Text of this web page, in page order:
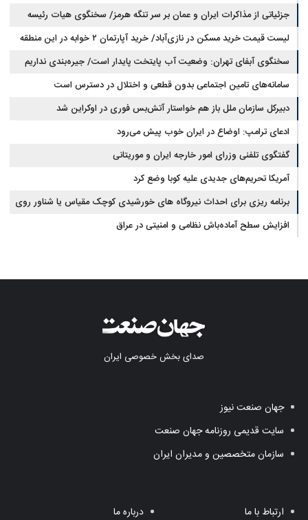
جزئیاتی از مذاکرات ایران و عمان بر سر تنگه هرمز/ سخنگوی هیات رئیسه
مجلس: بیانیه‌ای شامل تصحیح مسیر تردد دریایی در تنگه، در آستانه نهایی شدن
است
لیست قیمت خرید مسکن در نازی‌آباد/ خرید آپارتمان ۲ خوابه در این منطقه
چقدر سرمایه نیاز دارد؟ + جدول مردادماه ۱۴۰۵
سخنگوی آبفای تهران: وضعیت آب پایتخت پایدار است/ جیره‌بندی نداریم
سامانه‌های تامین اجتماعی بدون قطعی و اختلال در دسترس است
دبیرکل سازمان ملل باز هم خواستار آتش‌بس فوری در اوکراین شد
ادعای ترامپ: اوضاع در ایران خوب پیش می‌رود
گفتگوی تلفنی وزرای امور خارجه ایران و موریتانی
آمریکا تحریم‌های جدیدی علیه کوبا وضع کرد
برنامه ریزی برای احداث نیروگاه های خورشیدی کوچک مقیاس یا شناور روی
آب در مازندران
افزایش سطح آماده‌باش نظامی و امنیتی در عراق
صدای بخش خصوصی ایران
جهان صنعت نیوز
سایت قدیمی روزنامه جهان صنعت
سازمان متخصصین و مدیران ایران
ارتباط با ما درباره ما